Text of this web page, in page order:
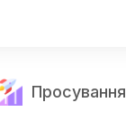
Просування